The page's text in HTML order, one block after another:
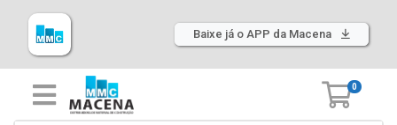
Baixe já o APP da Macena
0